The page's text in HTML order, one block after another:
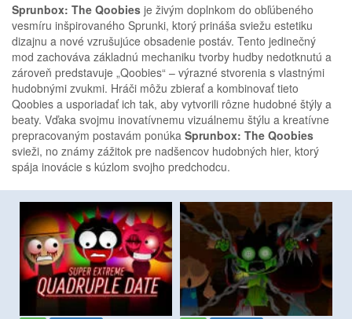
Sprunbox: The Qoobies je živým doplnkom do obľúbeného
vesmíru inšpirovaného Sprunki, ktorý prináša sviežu estetiku
dizajnu a nové vzrušujúce obsadenie postáv. Tento jedinečný
mod zachováva základnú mechaniku tvorby hudby nedotknutú a
zároveň predstavuje „Qoobies“ – výrazné stvorenia s vlastnými
hudobnými zvukmi. Hráči môžu zbierať a kombinovať tieto
Qoobies a usporiadať ich tak, aby vytvorili rôzne hudobné štýly a
beaty. Vďaka svojmu inovatívnemu vizuálnemu štýlu a kreatívne
prepracovaným postavám ponúka Sprunbox: The Qoobies
svieži, no známy zážitok pre nadšencov hudobných hier, ktorý
spája inovácie s kúzlom svojho predchodcu.